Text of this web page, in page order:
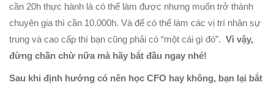
cần 20h thực hành là có thể làm được nhưng muốn trở thành
chuyên gia thì cần 10.000h. Và để có thể làm các vị trí nhân sự
trung và cao cấp thì bạn cũng phải có “một cái gì đó”. Vì vậy,
đừng chần chừ nữa mà hãy bắt đầu ngay nhé!
Sau khi định hướng có nên học CFO hay không, bạn lại bắt